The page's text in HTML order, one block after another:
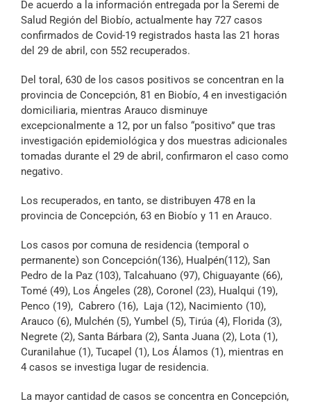
Archivo Sonoro
De acuerdo a la información entregada por la Seremi de
Salud Región del Biobío, actualmente hay 727 casos
confirmados de Covid-19 registrados hasta las 21 horas
del 29 de abril, con 552 recuperados.
Del toral, 630 de los casos positivos se concentran en la
provincia de Concepción, 81 en Biobío, 4 en investigación
domiciliaria, mientras Arauco disminuye
excepcionalmente a 12, por un falso “positivo” que tras
investigación epidemiológica y dos muestras adicionales
tomadas durante el 29 de abril, confirmaron el caso como
negativo.
Los recuperados, en tanto, se distribuyen 478 en la
provincia de Concepción, 63 en Biobío y 11 en Arauco.
Los casos por comuna de residencia (temporal o
permanente) son Concepción(136), Hualpén(112), San
Pedro de la Paz (103), Talcahuano (97), Chiguayante (66),
Tomé (49), Los Ángeles (28), Coronel (23), Hualqui (19),
Penco (19), Cabrero (16), Laja (12), Nacimiento (10),
Arauco (6), Mulchén (5), Yumbel (5), Tirúa (4), Florida (3),
Negrete (2), Santa Bárbara (2), Santa Juana (2), Lota (1),
Curanilahue (1), Tucapel (1), Los Álamos (1), mientras en
4 casos se investiga lugar de residencia.
La mayor cantidad de casos se concentra en Concepción,